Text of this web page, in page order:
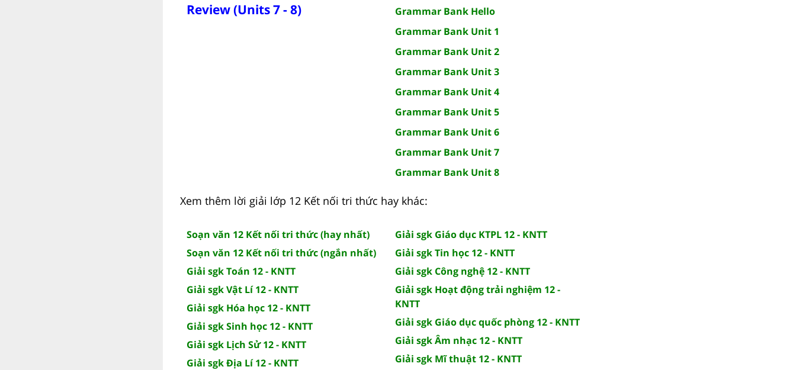
Review (Units 7 - 8)
Grammar Bank Hello
Grammar Bank Unit 1
Grammar Bank Unit 2
Grammar Bank Unit 3
Grammar Bank Unit 4
Grammar Bank Unit 5
Grammar Bank Unit 6
Grammar Bank Unit 7
Grammar Bank Unit 8
Xem thêm lời giải lớp 12 Kết nối tri thức hay khác:
Soạn văn 12 Kết nối tri thức (hay nhất)
Soạn văn 12 Kết nối tri thức (ngắn nhất)
Giải sgk Toán 12 - KNTT
Giải sgk Vật Lí 12 - KNTT
Giải sgk Hóa học 12 - KNTT
Giải sgk Sinh học 12 - KNTT
Giải sgk Lịch Sử 12 - KNTT
Giải sgk Địa Lí 12 - KNTT
Giải sgk Giáo dục KTPL 12 - KNTT
Giải sgk Tin học 12 - KNTT
Giải sgk Công nghệ 12 - KNTT
Giải sgk Hoạt động trải nghiệm 12 -
KNTT
Giải sgk Giáo dục quốc phòng 12 - KNTT
Giải sgk Âm nhạc 12 - KNTT
Giải sgk Mĩ thuật 12 - KNTT